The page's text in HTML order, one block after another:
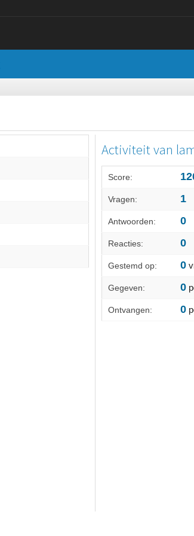
Activiteit van
Score:
Vragen: 1
Antwoorden: 0
Reacties: 0
Gestemd op: 0
Gegeven: 0
Ontvangen: 0